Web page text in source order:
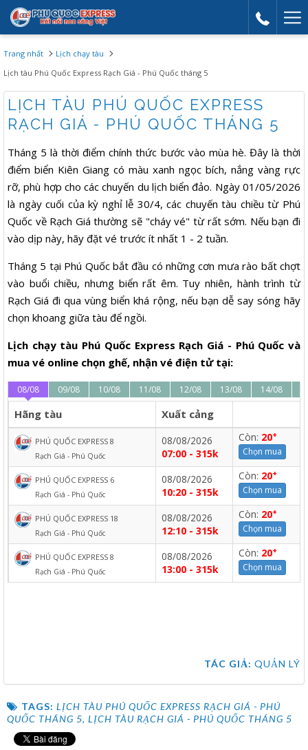
Trang nhất
Lịch chạy tàu
Lịch tàu Phú Quốc Express Rạch Giá - Phú Quốc tháng 5
LỊCH TÀU PHÚ QUỐC EXPRESS
RẠCH GIÁ - PHÚ QUỐC THÁNG 5
Tháng 5 là thời điểm chính thức bước vào mùa hè. Đây là thời
điểm biển Kiên Giang có màu xanh ngọc bích, nắng vàng rực
rỡ, phù hợp cho các chuyến du lịch biển đảo. Ngày 01/05/2026
là ngày cuối của kỳ nghỉ lễ 30/4, các chuyến tàu chiều từ Phú
Quốc về Rạch Giá thường sẽ "cháy vé" từ rất sớm. Nếu bạn đi
vào dịp này, hãy đặt vé trước ít nhất 1 - 2 tuần.
Tháng 5 tại Phú Quốc bắt đầu có những cơn mưa rào bất chợt
vào buổi chiều, nhưng biển rất êm. Tuy nhiên, hành trình từ
Rạch Giá đi qua vùng biển khá rộng, nếu bạn dễ say sóng hãy
chọn khoang giữa tàu để ngồi.
Lịch chạy tàu Phú Quốc Express Rạch Giá - Phú Quốc và
mua vé online chọn ghế, nhận vé điện tử tại:
08/08 09/08 10/08 11/08 12/08 13/08 14/08
Hãng tàu Xuất cảng
PHÚ QUỐC EXPRESS 8
Rạch Giá - Phú Quốc
08/08/2026
07:00 - 315k
Còn: 20+
Chọn mua
PHÚ QUỐC EXPRESS 6
Rạch Giá - Phú Quốc
08/08/2026
10:20 - 315k
Còn: 20+
Chọn mua
PHÚ QUỐC EXPRESS 18
Rạch Giá - Phú Quốc
08/08/2026
12:10 - 315k
Còn: 20+
Chọn mua
PHÚ QUỐC EXPRESS 8
Rạch Giá - Phú Quốc
08/08/2026
13:00 - 315k
Còn: 20+
Chọn mua
TÁC GIẢ: QUẢN LÝ
TAGS: LỊCH TÀU PHÚ QUỐC EXPRESS RẠCH GIÁ - PHÚ
QUỐC THÁNG 5, LỊCH TÀU RẠCH GIÁ - PHÚ QUỐC THÁNG 5